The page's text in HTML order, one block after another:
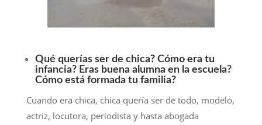
Qué querías ser de chica? Cómo era tu
infancia? Eras buena alumna en la escuela?
Cómo está formada tu familia?
Cuando era chica, chica quería ser de todo, modelo,
actriz, locutora, periodista y hasta abogada